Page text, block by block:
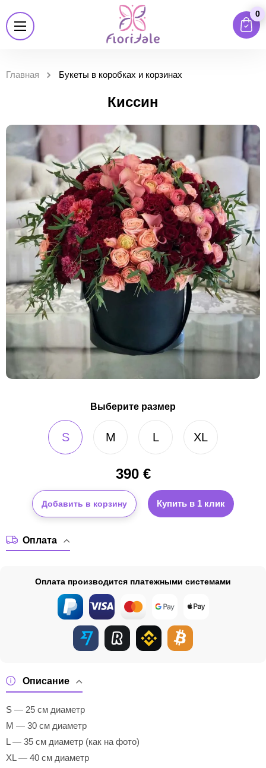
0
Главная Букеты в коробках и корзинах
Киссин
Выберите размер
S M L XL
390€
Добавить в корзину Купить в 1 клик
Описание
S — 25 см диаметр
M — 30 см диаметр
L — 35 см диаметр (как на фото)
XL — 40 см диаметр
Оплата
Оплата производится платежными системами